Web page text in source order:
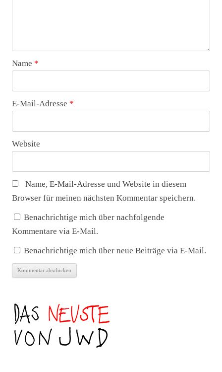
Name *
E-Mail-Adresse *
Website
Name, E-Mail-Adresse und Website in diesem
Browser für meinen nächsten Kommentar speichern.
Benachrichtige mich über nachfolgende
Kommentare via E-Mail.
Benachrichtige mich über neue Beiträge via E-Mail.